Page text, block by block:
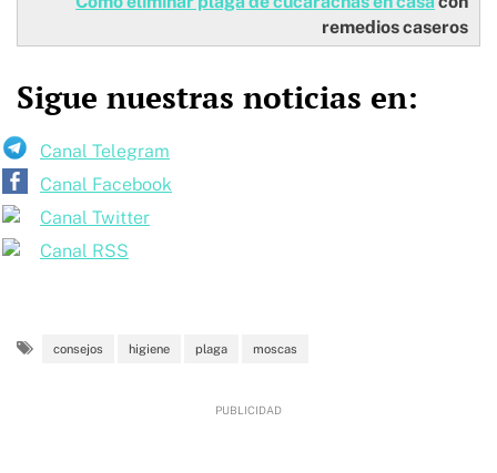
remedios caseros
Sigue nuestras noticias en:
Canal Telegram
Canal Facebook
Canal Twitter
Canal RSS
consejos higiene plaga moscas